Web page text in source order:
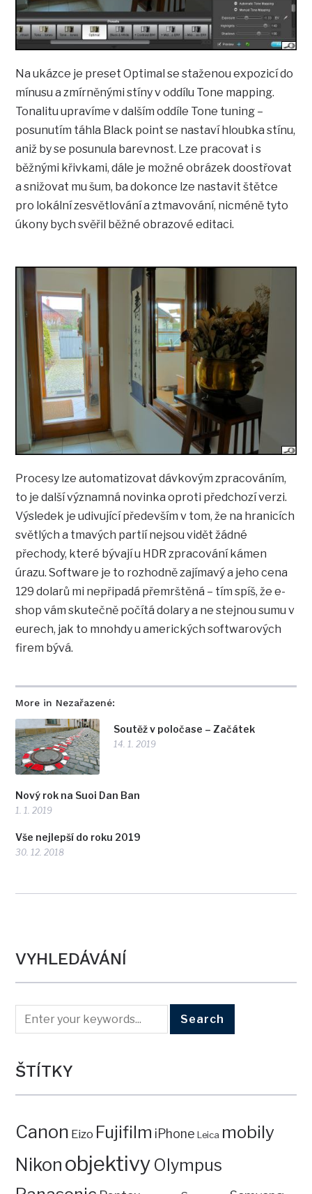
More in Nezařazené:
Soutěž v poločase – Začátek
14. 1. 2019
Nový rok na Suoi Dan Ban
1. 1. 2019
Vše nejlepší do roku 2019
30. 12. 2018
Na ukázce je preset Optimal se staženou expozicí do
mínusu a zmírněnými stíny v oddílu Tone mapping.
Tonalitu upravíme v dalším oddíle Tone tuning –
posunutím táhla Black point se nastaví hloubka stínu,
aniž by se posunula barevnost. Lze pracovat i s
běžnými křivkami, dále je možné obrázek doostřovat
a snižovat mu šum, ba dokonce lze nastavit štětce
pro lokální zesvětlování a ztmavování, nicméně tyto
úkony bych svěřil běžné obrazové editaci.
Procesy lze automatizovat dávkovým zpracováním,
to je další významná novinka oproti předchozí verzi.
Výsledek je udivující především v tom, že na hranicích
světlých a tmavých partií nejsou vidět žádné
přechody, které bývají u HDR zpracování kámen
úrazu. Software je to rozhodně zajímavý a jeho cena
129 dolarů mi nepřipadá přemrštěná – tím spíš, že e-
shop vám skutečně počítá dolary a ne stejnou sumu v
eurech, jak to mnohdy u amerických softwarových
firem bývá.
VYHLEDÁVÁNÍ
ŠTÍTKY
Canon Eizo Fujifilm iPhone Leica mobily
Nikon objektivy Olympus